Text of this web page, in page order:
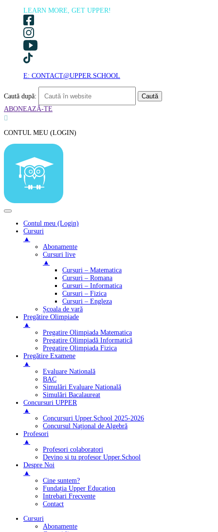
LEARN MORE, GET UPPER!
E: CONTACT@UPPER.SCHOOL
Caută după:
ABONEAZĂ-TE

CONTUL MEU (LOGIN)
Contul meu (Login)
Cursuri
▲
Abonamente
Cursuri live
▲
Cursuri – Matematica
Cursuri – Romana
Cursuri – Informatica
Cursuri – Fizica
Cursuri – Engleza
Școala de vară
Pregătire Olimpiade
▲
Pregatire Olimpiada Matematica
Pregatire Olimpiadă Informatică
Pregatire Olimpiada Fizica
Pregătire Examene
▲
Evaluare Natională
BAC
Simulări Evaluare Natională
Simulări Bacalaureat
Concursuri UPPER
▲
Concursuri Upper.School 2025-2026
Concursul Național de Algebră
Profesori
▲
Profesori colaboratori
Devino si tu profesor Upper.School
Despre Noi
▲
Cine suntem?
Fundația Upper Education
Intrebari Frecvente
Contact
Cursuri
Abonamente